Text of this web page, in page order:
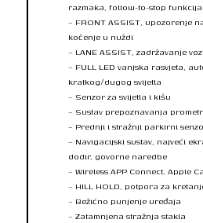
razmaka, follow-to-stop funkcija
– FRONT ASSIST, upozorenje
kočenje u nuždi
– LANE ASSIST, zadržavanje
– FULL LED vanjska rasvjeta,
kratkog/dugog svijetla
– Senzor za svijetla i kišu
– Sustav prepoznavanja
– Prednji i stražnji parkirni
– Navigacijski sustav, najveći
dodir, govorne naredbe
– Wireless APP Connect, Apple
– HILL HOLD, potpora za
– Bežićno punjenje uređaja
– Zatamnjena stražnja stakla